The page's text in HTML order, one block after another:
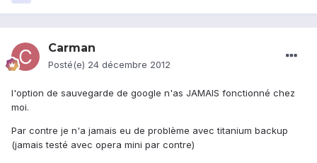
Carman
Posté(e) 24 décembre 2012
l'option de sauvegarde de google n'as JAMAIS fonctionné chez
moi.
Par contre je n'a jamais eu de problème avec titanium backup
(jamais testé avec opera mini par contre)